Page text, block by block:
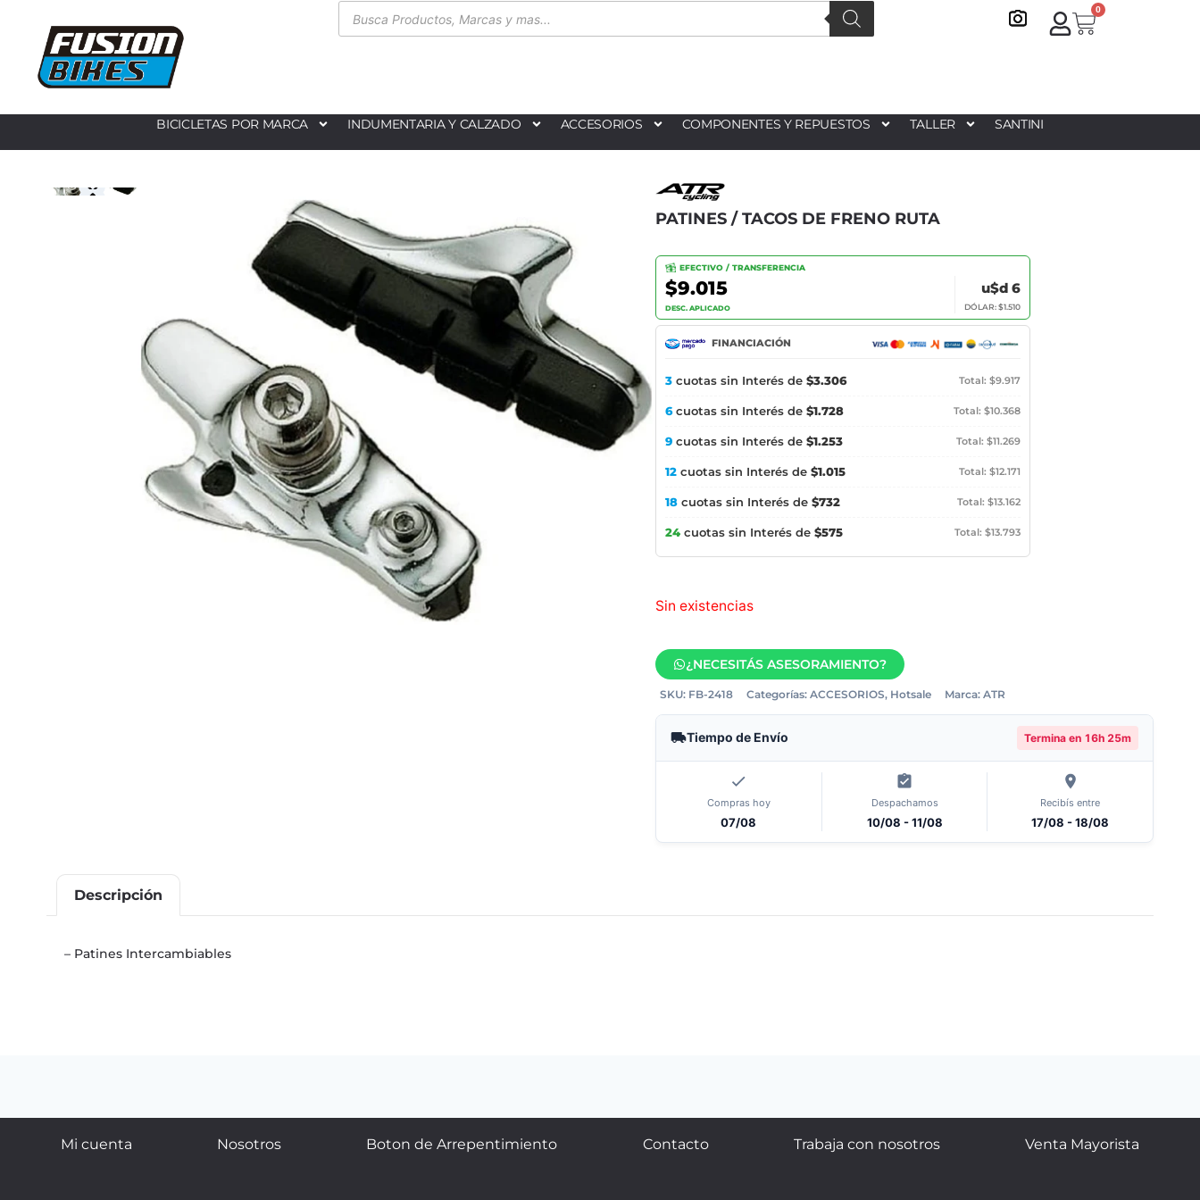
0
BICICLETAS POR MARCA INDUMENTARIA Y CALZADO ACCESORIOS COMPONENTES Y REPUESTOS TALLER SANTINI
PATINES / TACOS DE FRENO RUTA
EFECTIVO / TRANSFERENCIA
$9.015
DESC. APLICADO
u$d 6
DÓLAR: $1.510
FINANCIACIÓN
3 cuotas sin Interés de $3.306 Total: $9.917
6cuotas sin Interés de $1.728 Total: $10.368
9 cuotas sin Interés de $1.253 Total: $11.269
12 cuotas sin Interés de $1.015 Total: $12.171
18 cuotas sin Interés de $732 Total: $13.162
24 cuotas sin Interés de $575 Total: $13.793
Sin existencias
¿NECESITÁS ASESORAMIENTO?
SKU: FB-2418 Categorías: ACCESORIOS, Hotsale Marca: ATR
Tiempo de Envío Termina en 16h 25m
Compras hoy
07/08
Despachamos
10/08 - 11/08
Recibís entre
17/08 - 18/08
Descripción
– Patines Intercambiables
Mi cuenta Nosotros Boton de Arrepentimiento Contacto Trabaja con nosotros Venta Mayorista